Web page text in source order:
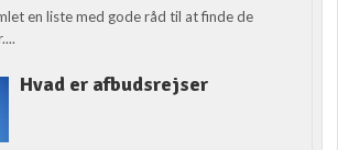
en liste med gode råd til at finde de
Hvad er afbudsrejser